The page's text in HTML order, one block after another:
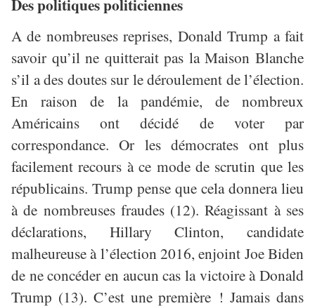
Des politiques politiciennes
A de nombreuses reprises, Donald Trump a fait
savoir qu’il ne quitterait pas la Maison Blanche
s’il a des doutes sur le déroulement de l’élection.
En raison de la pandémie, de nombreux
Américains ont décidé de voter par
correspondance. Or les démocrates ont plus
facilement recours à ce mode de scrutin que les
républicains. Trump pense que cela donnera lieu
à de nombreuses fraudes (12). Réagissant à ses
déclarations, Hillary Clinton, candidate
malheureuse à l’élection 2016, enjoint Joe Biden
de ne concéder en aucun cas la victoire à Donald
Trump (13). C’est une première ! Jamais dans